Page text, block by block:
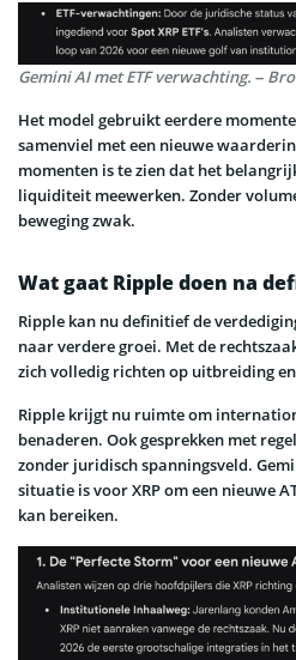
Gemini AI met ETF verwachting. –
Het model gebruikt eerdere
samenviel met een nieuwe
momenten is te zien dat het
liquiditeit meewerken. Zonder
beweging zwak.
Wat gaat Ripple doen na
Ripple kan nu definitief de
naar verdere groei. Met de
zich volledig richten op uitbreiding
Ripple krijgt nu ruimte om
benaderen. Ook gesprekken met
zonder juridisch spanningsveld.
situatie is voor XRP om een nieuwe
kan bereiken.